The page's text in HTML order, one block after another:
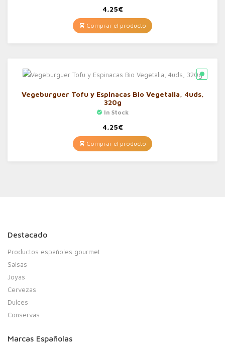
4,25€
Comprar el producto
Vegeburguer Tofu y Espinacas Bio Vegetalia, 4uds,
320g
In Stock
4,25€
Comprar el producto
Destacado
Productos españoles gourmet
Salsas
Joyas
Cervezas
Dulces
Conservas
Marcas Españolas